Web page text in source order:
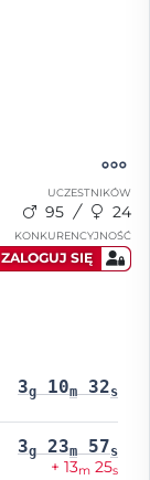
UCZESTNIKÓW
95 24
KONKURENCYJNOŚĆ
ZALOGUJ SIĘ
3g 10m 32s
3g 23m 57s
+ 13m 25s